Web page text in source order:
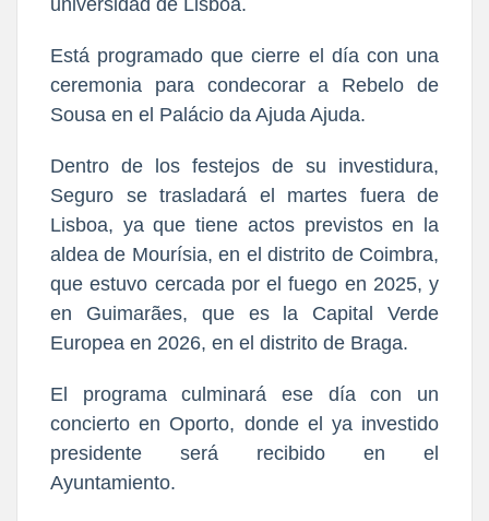
universidad de Lisboa.
Está programado que cierre el día con una
ceremonia para condecorar a Rebelo de
Sousa en el Palácio da Ajuda Ajuda.
Dentro de los festejos de su investidura,
Seguro se trasladará el martes fuera de
Lisboa, ya que tiene actos previstos en la
aldea de Mourísia, en el distrito de Coimbra,
que estuvo cercada por el fuego en 2025, y
en Guimarães, que es la Capital Verde
Europea en 2026, en el distrito de Braga.
El programa culminará ese día con un
concierto en Oporto, donde el ya investido
presidente será recibido en el
Ayuntamiento.